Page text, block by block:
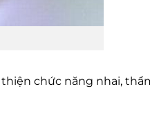
chức năng nhai,